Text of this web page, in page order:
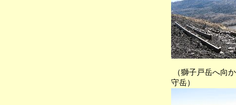
（獅子戸岳へ
守岳）